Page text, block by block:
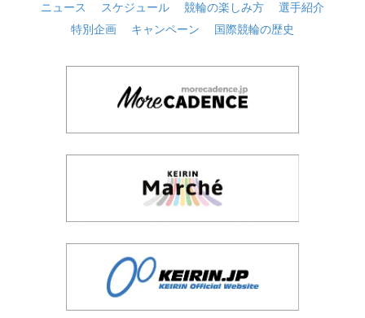
ニュース スケジュール 競輪の楽しみ方
選手紹介
特別企画
キャンペーン 国際競輪の歴史